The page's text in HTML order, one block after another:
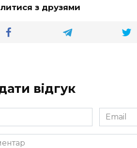
з друзями
відгук
Email
*